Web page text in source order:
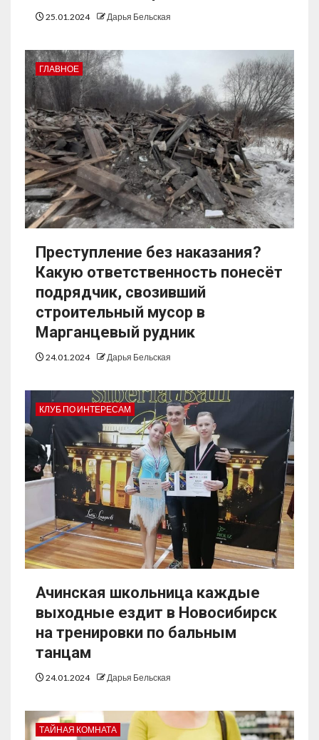
25.01.2024 Дарья Бельская
ГЛАВНОЕ
Преступление без наказания?
Какую ответственность понесёт
подрядчик, свозивший
строительный мусор в
Марганцевый рудник
24.01.2024 Дарья Бельская
КЛУБ ПО ИНТЕРЕСАМ
Ачинская школьница каждые
выходные ездит в Новосибирск
на тренировки по бальным
танцам
24.01.2024 Дарья Бельская
ТАЙНАЯ КОМНАТА